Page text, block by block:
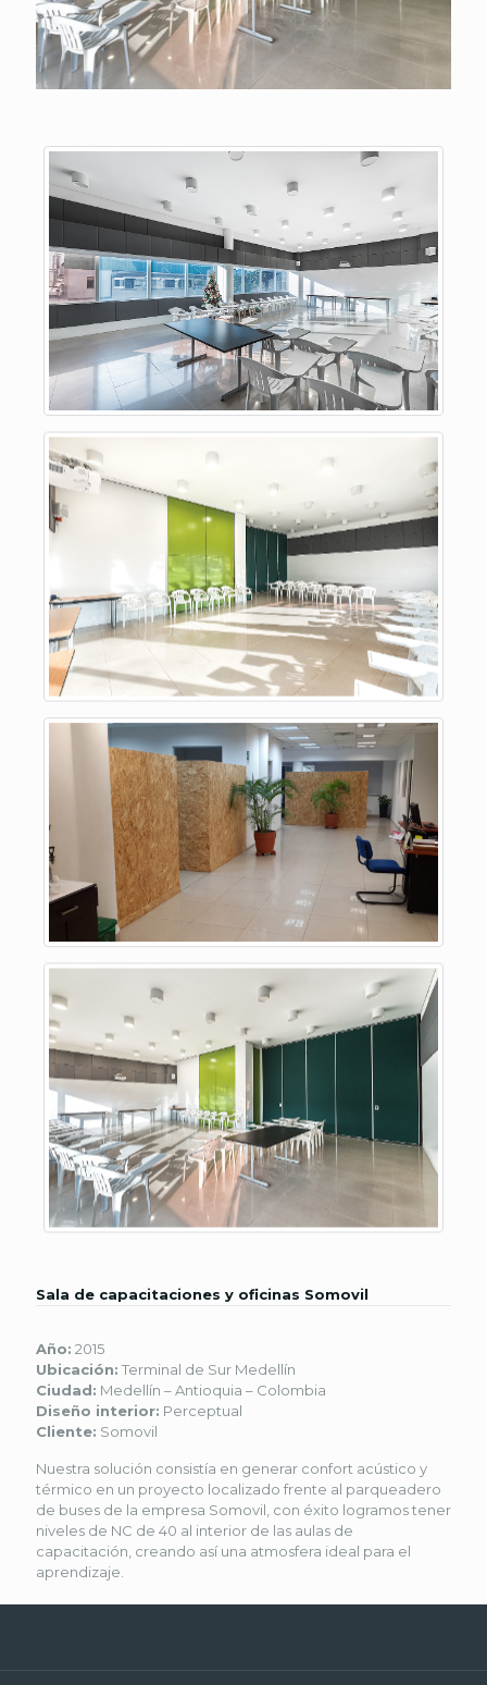
Sala de capacitaciones y oficinas Somovil
Año: 2015
Ubicación: Terminal de Sur Medellín
Ciudad: Medellín – Antioquia – Colombia
Diseño interior: Perceptual
Cliente: Somovil
Nuestra solución consistía en generar confort acústico y
térmico en un proyecto localizado frente al parqueadero
de buses de la empresa Somovil, con éxito logramos tener
niveles de NC de 40 al interior de las aulas de
capacitación, creando así una atmosfera ideal para el
aprendizaje.